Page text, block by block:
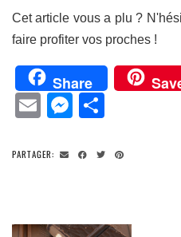
Cet article vous a plu ?
faire profiter vos proches !
Share
Email
PARTAGER: